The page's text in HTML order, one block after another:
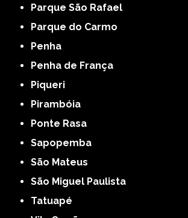
Parque São Rafael
Parque do Carmo
Penha
Penha de França
Piqueri
Pirambóia
Ponte Rasa
Sapopemba
São Mateus
São Miguel Paulista
Tatuapé